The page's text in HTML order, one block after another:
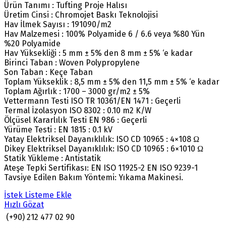
Ürün Tanımı : Tufting Proje Halısı
Üretim Cinsi : Chromojet Baskı Teknolojisi
Hav İlmek Sayısı : 191090/m2
Hav Malzemesi : 100% Polyamide 6 / 6.6 veya %80 Yün
%20 Polyamide
Hav Yüksekliği : 5 mm ± 5% den 8 mm ± 5% ‘e kadar
Birinci Taban : Woven Polypropylene
Son Taban : Keçe Taban
Toplam Yükseklik : 8,5 mm ± 5% den 11,5 mm ± 5% ‘e kadar
Toplam Ağırlık : 1700 – 3000 gr/m2 ± 5%
Vettermann Testi ISO TR 10361/EN 1471 : Geçerli
Termal İzolasyon ISO 8302 : 0.10 m2 K/W
Ölçüsel Kararlılık Testi EN 986 : Geçerli
Yürüme Testi : EN 1815 : 0.1 kV
Yatay Elektriksel Dayanıklılık: ISO CD 10965 : 4×108 Ω
Dikey Elektriksel Dayanıklılık: ISO CD 10965 : 6×1010 Ω
Statik Yükleme : Antistatik
Ateşe Tepki Sertifikası: EN ISO 11925-2 EN ISO 9239-1
Tavsiye Edilen Bakım Yöntemi: Yıkama Makinesi.
İstek Listeme Ekle
Hızlı Gözat
(+90) 212 477 02 90